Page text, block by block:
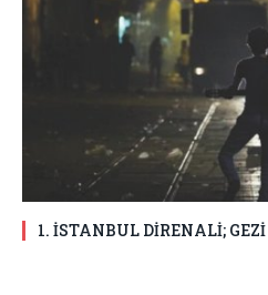
1. İSTANBUL DİRENALİ;